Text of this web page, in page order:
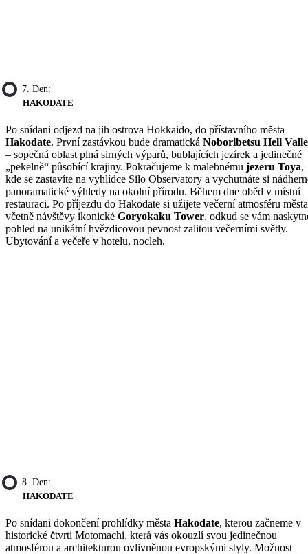
7. Den:
HAKODATE
Po snídani odjezd na jih ostrova Hokkaido, do přístavního města
Hakodate. První zastávkou bude dramatická Noboribetsu Hell
– sopečná oblast plná sirných výparů, bublajících jezírek a jedinečné
„pekelně“ působící krajiny. Pokračujeme k malebnému jezeru Toya,
kde se zastavíte na vyhlídce Silo Observatory a vychutnáte si
panoramatické výhledy na okolní přírodu. Během dne oběd v místní
restauraci. Po příjezdu do Hakodate si užijete večerní atmosféru
včetně návštěvy ikonické Goryokaku Tower, odkud se vám
pohled na unikátní hvězdicovou pevnost zalitou večerními světly.
Ubytování a večeře v hotelu, nocleh.
8. Den:
HAKODATE
Po snídani dokončení prohlídky města Hakodate, kterou začneme v
historické čtvrti Motomachi, která vás okouzlí svou jedinečnou
atmosférou a architekturou ovlivněnou evropskými styly. Možnost